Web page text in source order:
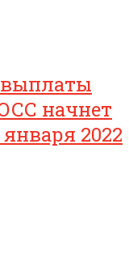
начнет
2022